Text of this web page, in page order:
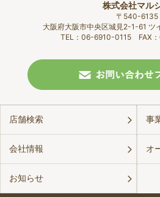
株式会社マル
〒540-6135
大阪府大阪市中央区城見2-1-61 ツ
TEL：06-6910-0115 FAX
店舗検索
会社情報
お知らせ
事
オ